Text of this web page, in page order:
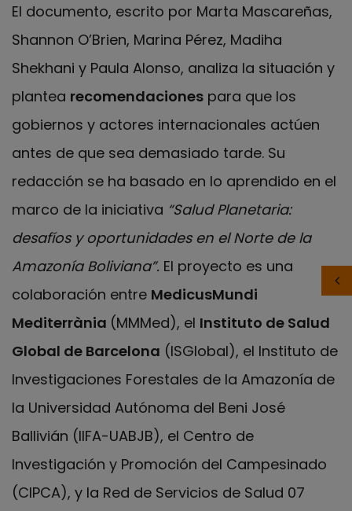
El documento, escrito por Marta Mascareñas,
Shannon O’Brien, Marina Pérez, Madiha
Shekhani y Paula Alonso, analiza la situación y
plantea recomendaciones para que los
gobiernos y actores internacionales actúen
antes de que sea demasiado tarde. Su
redacción se ha basado en lo aprendido en el
marco de la iniciativa “Salud Planetaria:
desafíos y oportunidades en el Norte de la
Amazonía Boliviana”. El proyecto es una
colaboración entre MedicusMundi
Mediterrània (MMMed), el Instituto de Salud
Global de Barcelona (ISGlobal), el Instituto de
Investigaciones Forestales de la Amazonía de
la Universidad Autónoma del Beni José
Ballivián (IIFA-UABJB), el Centro de
Investigación y Promoción del Campesinado
(CIPCA), y la Red de Servicios de Salud 07